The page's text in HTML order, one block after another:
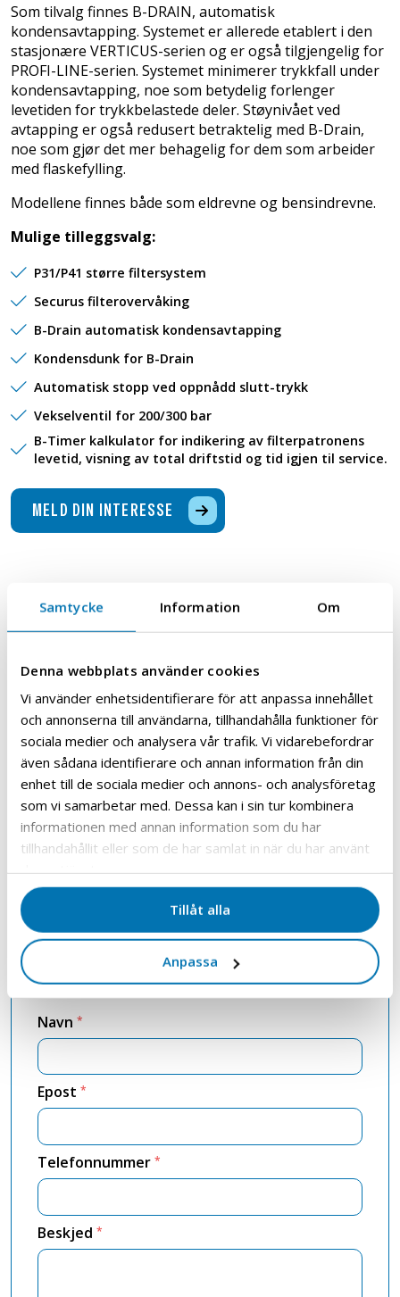
Samtycke Information Om
Denna webbplats använder cookies
Vi använder enhetsidentifierare för att anpassa innehållet
och annonserna till användarna, tillhandahålla funktioner för
sociala medier och analysera vår trafik. Vi vidarebefordrar
även sådana identifierare och annan information från din
enhet till de sociala medier och annons- och analysföretag
som vi samarbetar med. Dessa kan i sin tur kombinera
informationen med annan information som du har
tillhandahållit eller som de har samlat in när du har använt
deras tjänster.
Tillåt alla
Anpassa
Som tilvalg finnes B-DRAIN, automatisk
kondensavtapping. Systemet er allerede etablert i den
stasjonære VERTICUS-serien og er også tilgjengelig for
PROFI-LINE-serien. Systemet minimerer trykkfall under
kondensavtapping, noe som betydelig forlenger
levetiden for trykkbelastede deler. Støynivået ved
avtapping er også redusert betraktelig med B-Drain,
noe som gjør det mer behagelig for dem som arbeider
med flaskefylling.
Modellene finnes både som eldrevne og bensindrevne.
Mulige tilleggsvalg:
P31/P41 større filtersystem
Securus filterovervåking
B-Drain automatisk kondensavtapping
Kondensdunk for B-Drain
Automatisk stopp ved oppnådd slutt-trykk
Vekselventil for 200/300 bar
B-Timer kalkulator for indikering av filterpatronens
levetid, visning av total driftstid og tid igjen til service.
MELD DIN INTERESSE
Interessemelding
Interessemelding
Er du interessert i produktet og ønsker å vite
mer om løsninger for din virksomhet? Vi hjelper
deg med å velge riktig modell for optimal
energieffektivitet og driftssikkerhet.
Du kan alltid nå oss på
+47 67 13 69 80
sales@granzow.no
Fyll ut dine kontaktopplysninger nedenfor, så
kontakter vi deg med rådgivning,
produktinformasjon og tilbudsforslag innen
kort tid.
Felter merket med * er obligatoriske
Navn *
Epost *
Telefonnummer *
Beskjed *
Last ned dokumenter